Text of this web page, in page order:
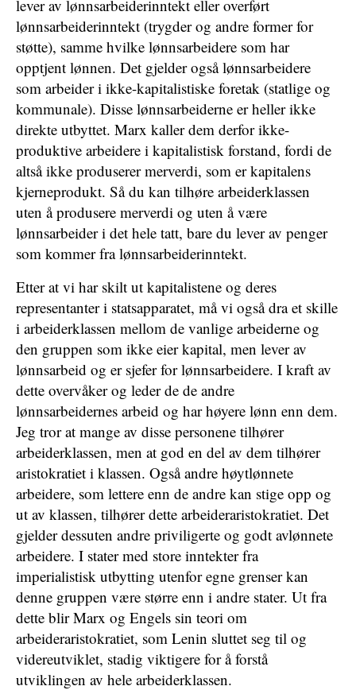
lever av lønnsarbeiderinntekt eller overført
lønnsarbeiderinntekt (trygder og andre former for
støtte), samme hvilke lønnsarbeidere som har
opptjent lønnen. Det gjelder også lønnsarbeidere
som arbeider i ikke-kapitalistiske foretak (statlige og
kommunale). Disse lønnsarbeiderne er heller ikke
direkte utbyttet. Marx kaller dem derfor ikke-
produktive arbeidere i kapitalistisk forstand, fordi de
altså ikke produserer merverdi, som er kapitalens
kjerneprodukt. Så du kan tilhøre arbeiderklassen
uten å produsere merverdi og uten å være
lønnsarbeider i det hele tatt, bare du lever av penger
som kommer fra lønnsarbeiderinntekt.
Etter at vi har skilt ut kapitalistene og deres
representanter i statsapparatet, må vi også dra et skille
i arbeiderklassen mellom de vanlige arbeiderne og
den gruppen som ikke eier kapital, men lever av
lønnsarbeid og er sjefer for lønnsarbeidere. I kraft av
dette overvåker og leder de de andre
lønnsarbeidernes arbeid og har høyere lønn enn dem.
Jeg tror at mange av disse personene tilhører
arbeiderklassen, men at god en del av dem tilhører
aristokratiet i klassen. Også andre høytlønnete
arbeidere, som lettere enn de andre kan stige opp og
ut av klassen, tilhører dette arbeideraristokratiet. Det
gjelder dessuten andre priviligerte og godt avlønnete
arbeidere. I stater med store inntekter fra
imperialistisk utbytting utenfor egne grenser kan
denne gruppen være større enn i andre stater. Ut fra
dette blir Marx og Engels sin teori om
arbeideraristokratiet, som Lenin sluttet seg til og
videreutviklet, stadig viktigere for å forstå
utviklingen av hele arbeiderklassen.